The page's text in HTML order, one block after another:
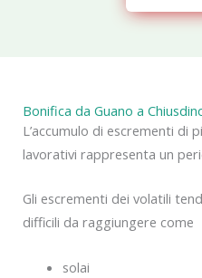
Bonifica da Guano a
L’accumulo di escrementi di
lavorativi rappresenta un
Gli escrementi dei volatili
difficili da raggiungere come
solai